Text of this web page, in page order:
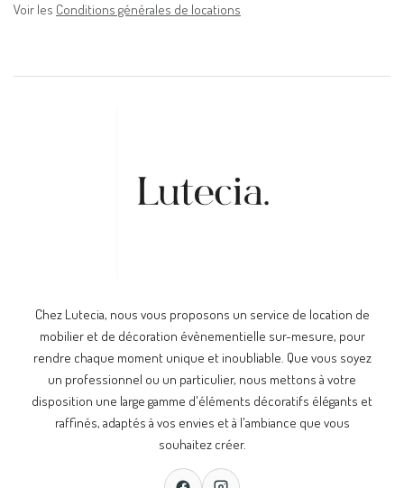
Voir les Conditions générales de locations
Chez Lutecia, nous vous proposons un service de location de
mobilier et de décoration évènementielle sur-mesure, pour
rendre chaque moment unique et inoubliable. Que vous soyez
un professionnel ou un particulier, nous mettons à votre
disposition une large gamme d'éléments décoratifs élégants et
raffinés, adaptés à vos envies et à l'ambiance que vous
souhaitez créer.